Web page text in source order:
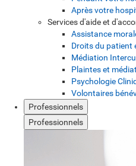
Après votre
Services d'aide et
Assistance
Droits du patient
Médiation
Plaintes et
Psychologie
Volontaires
Professionnels
Professionnels